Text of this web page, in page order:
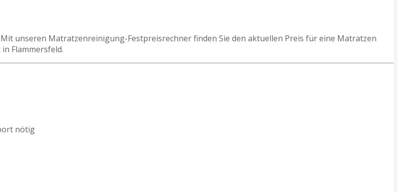
unseren Matratzenreinigung-Festpreisrechner finden Sie den aktuellen Preis für eine Matratzen
Flammersfeld.
nötig